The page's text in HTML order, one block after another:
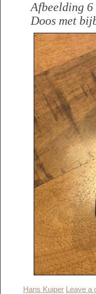
Afbeelding 6
Doos met
Hans Kuiper Leave